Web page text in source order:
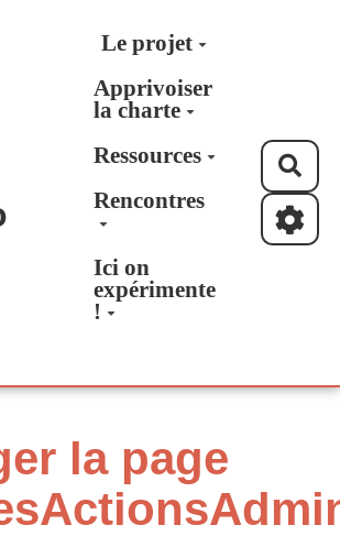
principalLe projet
Apprivoiser
la charte
Ressources
Rencontres
Ici on
expérimente
!
la page